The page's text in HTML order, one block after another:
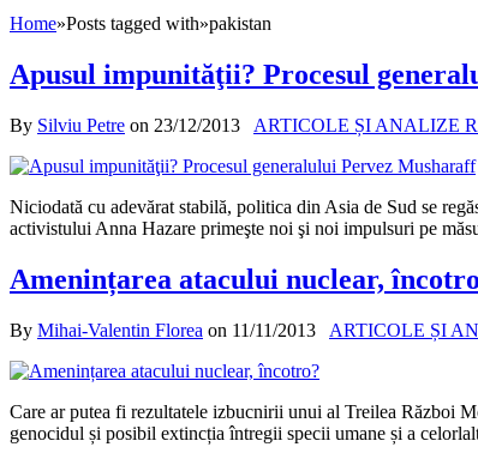
Home»Posts tagged with»pakistan
Apusul impunităţii? Procesul
By Silviu Petre on 23/12/2013 ARTICOLE ȘI ANALIZE
Niciodată cu adevărat stabilă, politica din Asia de Sud se
activistului Anna Hazare primeşte noi şi noi impulsuri pe
Amenințarea atacului nuclear,
By Mihai-Valentin Florea on 11/11/2013 ARTICOLE ȘI
Care ar putea fi rezultatele izbucnirii unui al Treilea Război
genocidul și posibil extincția întregii specii umane și a